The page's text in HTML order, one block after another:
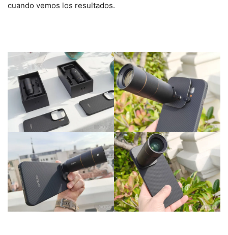
cuando vemos los resultados.